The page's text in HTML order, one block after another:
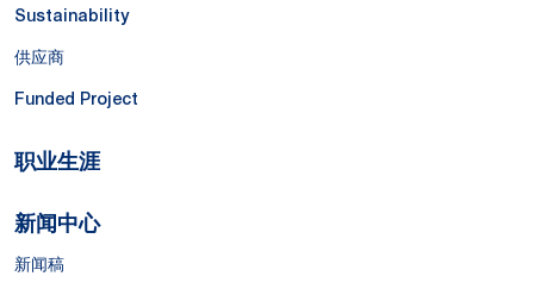
Sustainability
供应商
Funded Project
职业生涯
新闻中心
新闻稿